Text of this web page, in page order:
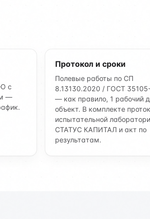
с
—
Протокол и сроки
Полевые работы по СП
8.13130.2020 / ГОСТ
— как правило, 1 рабочий
объект. В комплекте
испытательной
СТАТУС КАПИТАЛ и акт по
результатам.